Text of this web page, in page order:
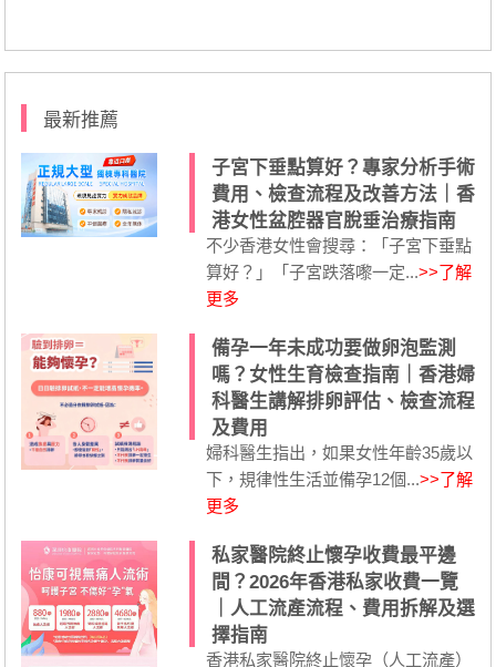
最新推薦
子宮下垂點算好？專家分析手術
費用、檢查流程及改善方法｜香
港女性盆腔器官脫垂治療指南
不少香港女性會搜尋：「子宮下垂點
算好？」「子宮跌落嚟一定...>>了解
更多
備孕一年未成功要做卵泡監測
嗎？女性生育檢查指南｜香港婦
科醫生講解排卵評估、檢查流程
及費用
婦科醫生指出，如果女性年齡35歲以
下，規律性生活並備孕12個...>>了解
更多
私家醫院終止懷孕收費最平邊
間？2026年香港私家收費一覽
｜人工流產流程、費用拆解及選
擇指南
香港私家醫院終止懷孕（人工流產）